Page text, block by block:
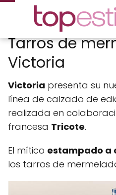
Tarros de
Victoria
Victoria presenta su
línea de calzado de
realizada en
francesa Tricote.
El mítico estampado a
los tarros de